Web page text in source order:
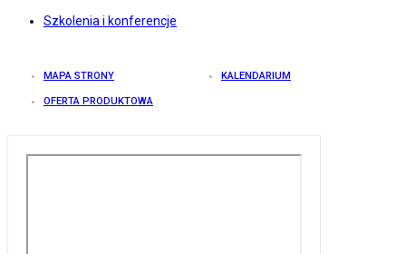
Szkolenia i konferencje
MAPA STRONY KALENDARIUM
OFERTA PRODUKTOWA